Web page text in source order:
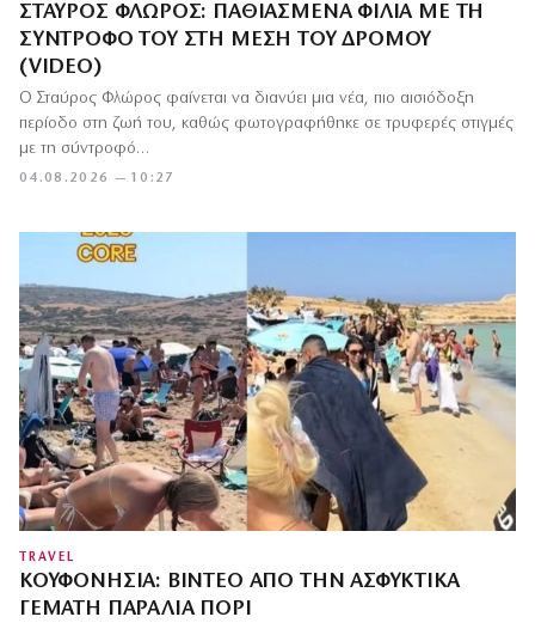
ΣΤΑΎΡΟΣ ΦΛΏΡΟΣ: ΠΑΘΙΑΣΜΈΝΑ ΦΙΛΙΆ ΜΕ ΤΗ
ΣΎΝΤΡΟΦΌ ΤΟΥ ΣΤΗ ΜΈΣΗ ΤΟΥ ΔΡΌΜΟΥ
(VIDEO)
04.08.2026 — 10:27
Ο Σταύρος Φλώρος φαίνεται να διανύει μια νέα, πιο αισιόδοξη
περίοδο στη ζωή του, καθώς φωτογραφήθηκε σε τρυφερές στιγμές
με τη σύντροφό…
TRAVEL
ΚΟΥΦΟΝΉΣΙΑ: ΒΊΝΤΕΟ ΑΠΌ ΤΗΝ ΑΣΦΥΚΤΙΚΆ
ΓΕΜΆΤΗ ΠΑΡΑΛΊΑ ΠΟΡΊ